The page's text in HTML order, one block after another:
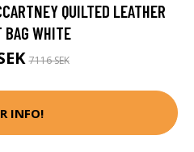
QUILTED LEATHER
BAG WHITE
7116 SEK
INFO!